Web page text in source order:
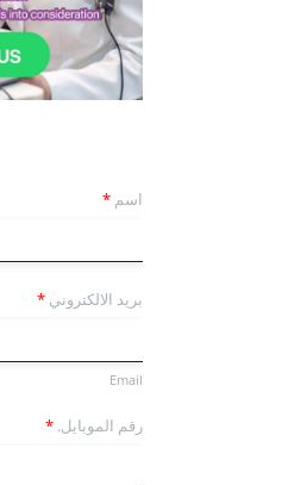
اسم *
بريد الالكتروني *
Email
رقم الموبايل. *